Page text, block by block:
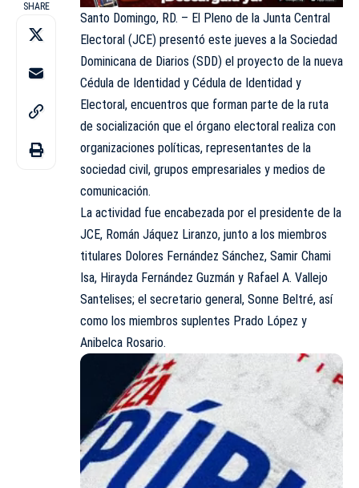
SHARE
Santo Domingo, RD. – El Pleno de la Junta Central
Electoral (JCE) presentó este jueves a la Sociedad
Dominicana de Diarios (SDD) el proyecto de la nueva
Cédula de Identidad y Cédula de Identidad y
Electoral, encuentros que forman parte de la ruta
de socialización que el órgano electoral realiza con
organizaciones políticas, representantes de la
sociedad civil, grupos empresariales y medios de
comunicación.
La actividad fue encabezada por el presidente de la
JCE, Román Jáquez Liranzo, junto a los miembros
titulares Dolores Fernández Sánchez, Samir Chami
Isa, Hirayda Fernández Guzmán y Rafael A. Vallejo
Santelises; el secretario general, Sonne Beltré, así
como los miembros suplentes Prado López y
Anibelca Rosario.